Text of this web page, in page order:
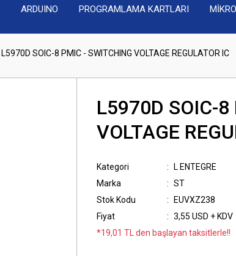
ARDUINO PROGRAMLAMA KARTLARI
L5970D SOIC-8 PMIC - SWITCHING VOLTAGE REGULATOR IC
L5970D SOIC-
VOLTAGE
Kategori
L ENTEGRE
Marka
ST
Stok Kodu
EUVXZ238
Fiyat
3,55 USD + KDV
*19,01 TL den başlayan taksitlerle!!